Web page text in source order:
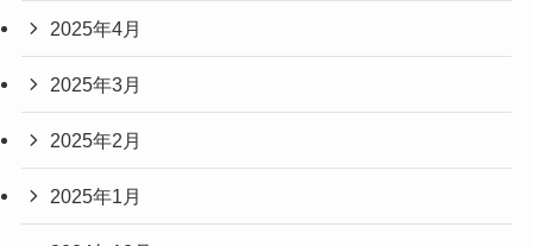
2025年4月
2025年3月
2025年2月
2025年1月